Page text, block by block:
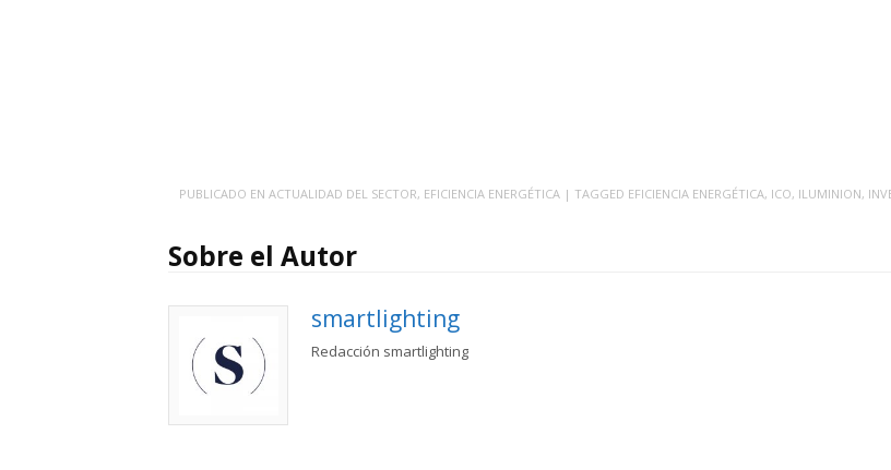
PUBLICADO EN ACTUALIDAD DEL SECTOR, EFICIENCIA ENERGÉTICA | TAGGED EFICIENCIA ENERGÉTICA, ICO, ILUMINION,
Sobre el Autor
smartlighting
Redacción smartlighting